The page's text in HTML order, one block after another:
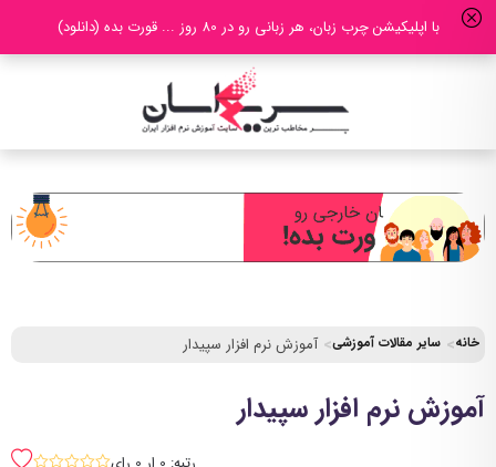
با اپلیکیشن چرب زبان، هر زبانی رو در 80 روز ... قورت بده (دانلود)
خانه سایر مقالات آموزشی آموزش نرم افزار سپیدار
آموزش نرم افزار سپیدار
sssss